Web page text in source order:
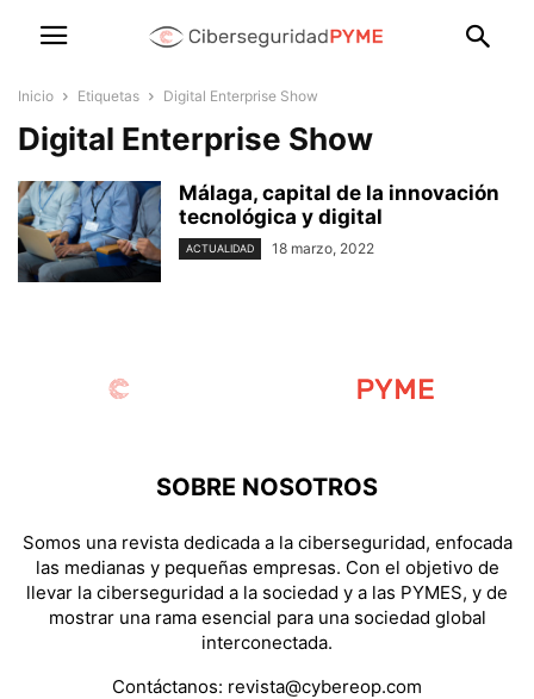
Inicio Etiquetas Digital Enterprise Show
Digital Enterprise Show
Málaga, capital de la innovación
tecnológica y digital
ACTUALIDAD 18 marzo, 2022
SOBRE NOSOTROS
Somos una revista dedicada a la ciberseguridad, enfocada
las medianas y pequeñas empresas. Con el objetivo de
llevar la ciberseguridad a la sociedad y a las PYMES, y de
mostrar una rama esencial para una sociedad global
interconectada.
Contáctanos: revista@cybereop.com